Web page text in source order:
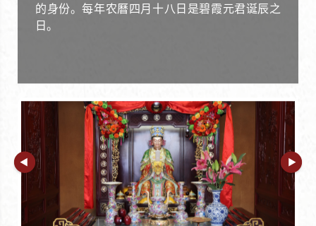
的身份。每年农曆四月十八日是碧霞元君诞辰之
日。